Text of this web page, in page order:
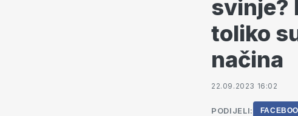
svinje?
toliko
načina
22.09.2023 16:02
PODIJELI: